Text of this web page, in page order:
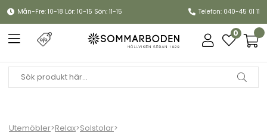
Mån-Fre: 10-18 Lör: 10-15 Sön: 11-15 Telefon: 040-45 01 11
0
Utemöbler>Relax>Solstolar>